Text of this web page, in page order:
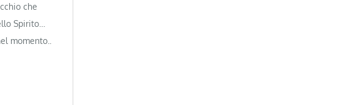
che
Spirito…
momento..